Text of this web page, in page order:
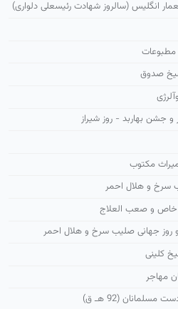
انگلیس (سالروز شهادت رئیسعلی دلواری)
مطبوعات
صدوق
و جشن بهاربد - روز شیراز
مکتوب
سرخ و هلال احمر
خاص و صعب العلاج
و روز جهانی صلیب سرخ و هلال احمر
كلینی
مهاجر
(92 هـ ق)